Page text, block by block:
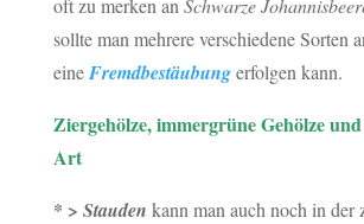
oft zu merken an Schwarze
sollte man mehrere verschiedene Sorten
eineFremdbestäubungerfolgen kann.
Ziergehölze, immergrüne Gehölze
Art
* > Stauden kann man auch noch in der